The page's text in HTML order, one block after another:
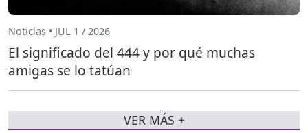
Noticias • JUL 1 / 2026
El significado del 444 y por qué muchas
amigas se lo tatúan
VER MÁS +